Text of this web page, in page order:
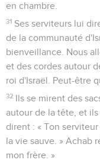
en chambre.
31 Ses serviteurs lui
de la communauté
bienveillance. Nous
et des cordes autour
roi d'Israël. Peut-être
32 Ils se mirent des
autour de la tête, et
dirent : « Ton
la vie sauve. » Achab
mon frère. »